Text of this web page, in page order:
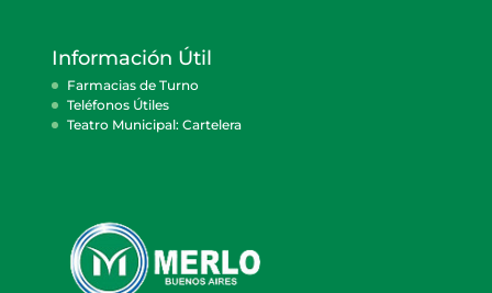
Información Útil
Farmacias de Turno
Teléfonos Útiles
Teatro Municipal: Cartelera